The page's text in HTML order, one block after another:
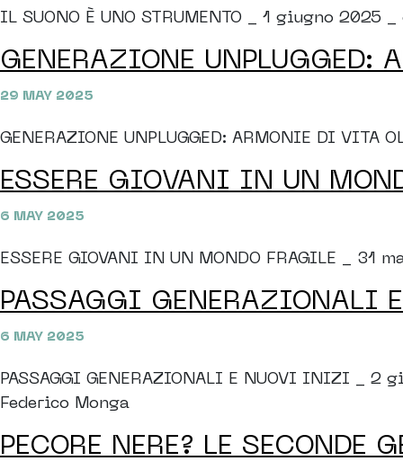
IL SUONO È UNO STRUMENTO _ 1 giugno 2025 _
GENERAZIONE
29 MAY 2025
GENERAZIONE UNPLUGGED: ARMONIE DI
ESSERE GIOVANI IN UN
6 MAY 2025
ESSERE GIOVANI IN UN MONDO FRAGILE _
PASSAGGI
6 MAY 2025
PASSAGGI GENERAZIONALI E NUOVI INIZI _
Federico Monga
PECORE NERE? LE